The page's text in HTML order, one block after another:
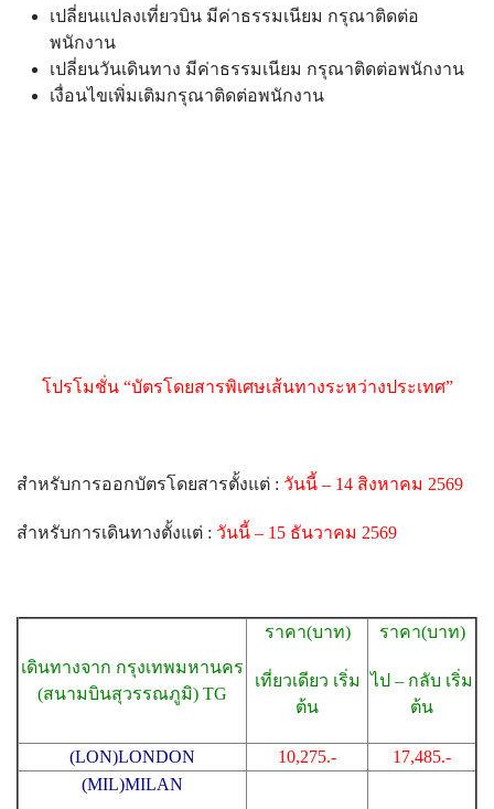
เปลี่ยนแปลงเที่ยวบิน มีค่าธรรมเนียม กรุณาติดต่อ
พนักงาน
เปลี่ยนวันเดินทาง มีค่าธรรมเนียม กรุณาติดต่อพนักงาน
เงื่อนไขเพิ่มเติมกรุณาติดต่อพนักงาน
โปรโมชั่น “บัตรโดยสารพิเศษเส้นทางระหว่างประเทศ”
สำหรับการออกบัตรโดยสารตั้งแต่ : วันนี้ – 14 สิงหาคม 2569
สำหรับการเดินทางตั้งแต่ : วันนี้ – 15 ธันวาคม 2569
เดินทางจาก กรุงเทพมหานคร
(สนามบินสุวรรณภูมิ) TG
ราคา(บาท)
เที่ยวเดียว เริ่ม
ต้น
ราคา(บาท)
ไป – กลับ เริ่ม
ต้น
(LON)LONDON 10,275.-
17,485.-
(MIL)MILAN